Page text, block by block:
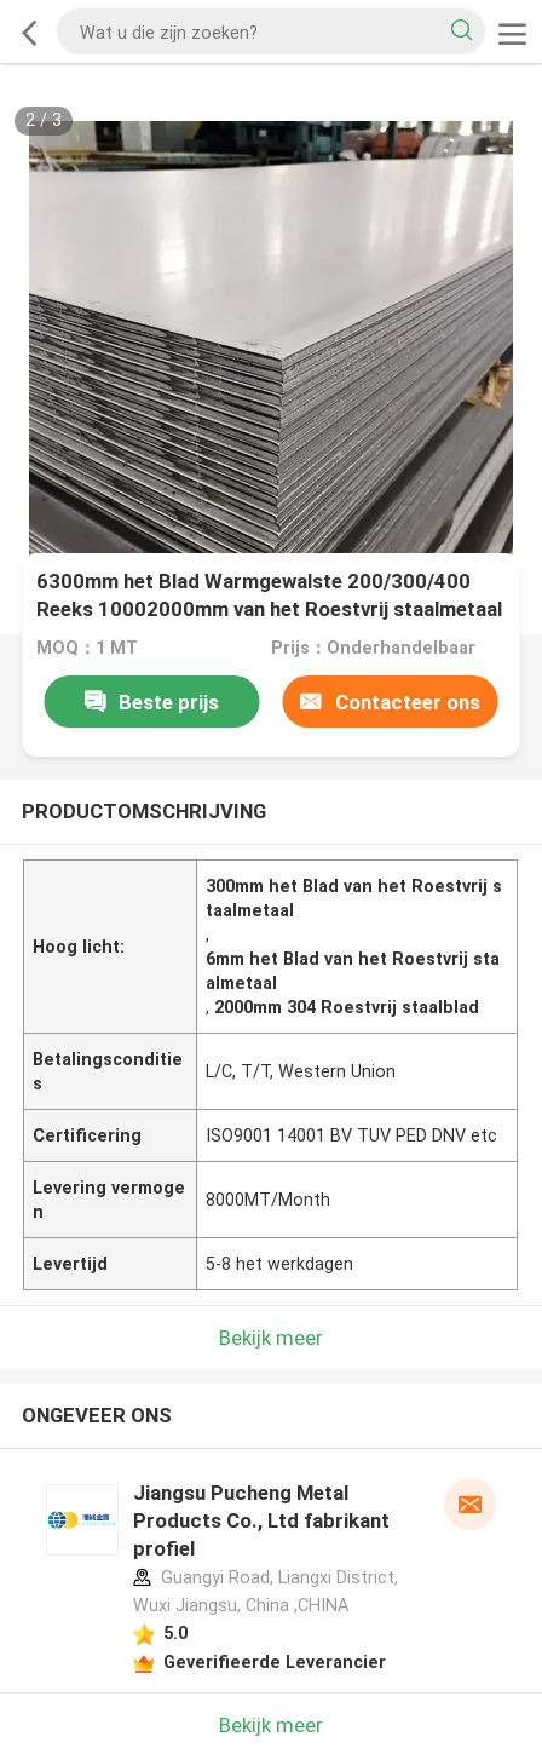
2/3
6300mm het Blad Warmgewalste 200/300/400
Reeks 10002000mm van het Roestvrij staalmetaal
MOQ：1 MT Prijs：Onderhandelbaar
Beste prijs Contacteer ons
PRODUCTOMSCHRIJVING
Hoog licht:
300mm het Blad van het Roestvrij s
taalmetaal
,
6mm het Blad van het Roestvrij sta
almetaal
, 2000mm 304 Roestvrij staalblad
Betalingsconditie
s
L/C, T/T, Western Union
Certificering ISO9001 14001 BV TUV PED DNV etc
Levering vermoge
n
8000MT/Month
Levertijd 5-8 het werkdagen
Bekijk meer
ONGEVEER ONS
Jiangsu Pucheng Metal
Products Co., Ltd fabrikant
profiel
Guangyi Road, Liangxi District,
Wuxi Jiangsu, China ,CHINA
5.0
Geverifieerde Leverancier
Bekijk meer